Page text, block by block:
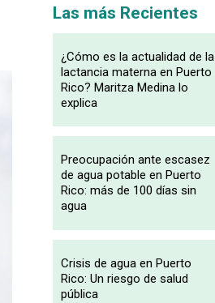
Las más Recientes
¿Cómo es la actualidad de la
lactancia materna en Puerto
Rico? Maritza Medina lo
explica
Preocupación ante escasez
de agua potable en Puerto
Rico: más de 100 días sin
agua
Crisis de agua en Puerto
Rico: Un riesgo de salud
pública